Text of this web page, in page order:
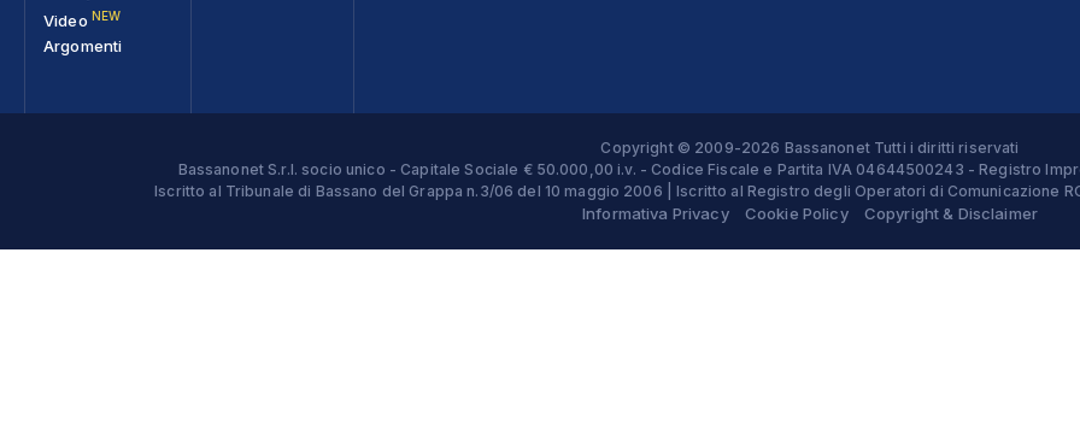
Video NEW
Argomenti
Copyright © 2009-2026 Bassanonet Tutti i diritti riservati
Bassanonet S.r.l. socio unico - Capitale Sociale € 50.000,00 i.v. - Codice Fiscale e Partita IVA 04644500243 - Registro
Iscritto al Tribunale di Bassano del Grappa n.3/06 del 10 maggio 2006 | Iscritto al Registro degli Operatori di Comunicazione
Informativa Privacy Cookie Policy Copyright & Disclaimer